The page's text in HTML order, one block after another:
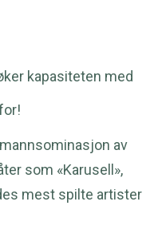
kapasiteten med
av
som «Karusell»,
mest spilte artister